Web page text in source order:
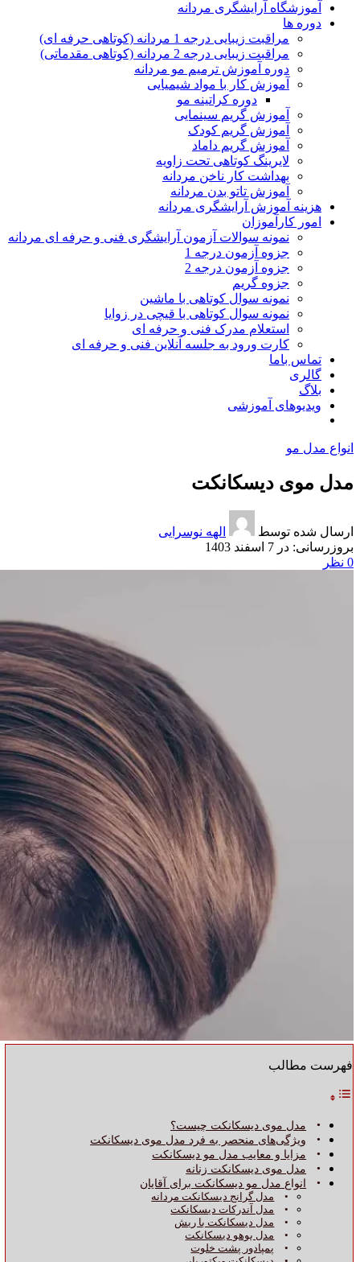
آموزشگاه آرایشگری مردانه
دوره ها
مراقبت زیبایی درجه 1 مردانه (کوتاهی حرفه ای)
مراقبت زیبایی درجه 2 مردانه (کوتاهی مقدماتی)
دوره آموزش ترمیم مو مردانه
آموزش کار با مواد شیمیایی
دوره کراتینه مو
آموزش گریم سینمایی
آموزش گریم کودک
آموزش گریم داماد
لایرینگ کوتاهی تحت زاویه
بهداشت کار ناخن مردانه
آموزش تاتو بدن مردانه
هزینه آموزش آرایشگری مردانه
امور کارآموزان
نمونه سوالات آزمون آرایشگری فنی و حرفه ای مردانه
جزوه آزمون درجه 1
جزوه آزمون درجه 2
جزوه گریم
نمونه سوال کوتاهی با ماشین
نمونه سوال کوتاهی با قیچی در زوایا
استعلام مدرک فنی و حرفه ای
کارت ورود به جلسه آنلاین فنی و حرفه ای
تماس باما
گالری
بلاگ
ویدیوهای آموزشی
انواع مدل مو
مدل موی دیسکانکت
ارسال شده توسط
الهه نوسرایی
در 7 اسفند 1403
0 نظر
فهرست مطالب
مدل موی دیسکانکت چیست؟
ویژگی‌های منحصر به فرد مدل موی دیسکانکت
مزایا و معایب مدل مو دیسکانکت
مدل موی دیسکانکت زنانه
انواع مدل مو دیسکانکت برای آقایان
مدل گرانج دیسکانکت مردانه
مدل آندرکات دیسکانکت
مدل دیسکانکت با ریش
مدل بوهو دیسکانکت
پمپادور پشت خلوت